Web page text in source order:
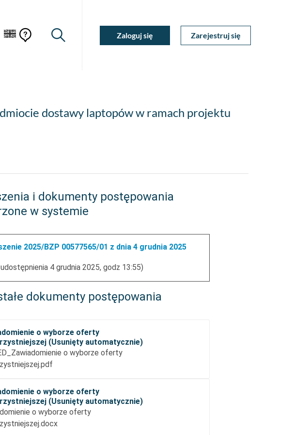
Pomoc
PomocWyszukiwarka
MojeZaloguj się Zarejestruj się
dostawy laptopów w ramach projektu
i dokumenty postępowania
w systemie
2025/BZP 00577565/01 z dnia 4 grudnia 2025
4 grudnia 2025, godz 13:55)
dokumenty postępowania
o wyborze oferty
(Usunięty automatycznie)
o wyborze oferty
o wyborze oferty
(Usunięty automatycznie)
o wyborze oferty